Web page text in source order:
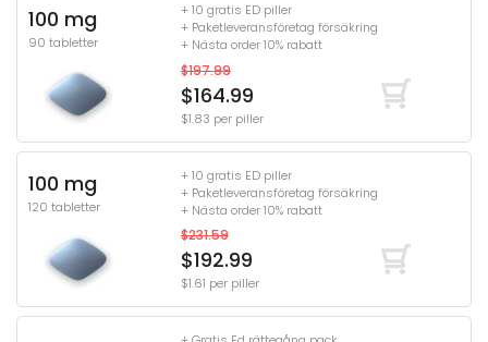
100 mg
90 tabletter
+ 10 gratis ED piller
+ Paketleveransföretag försäkring
+ Nästa order 10% rabatt
$197.99
$164.99
$1.83 per piller
100 mg
120 tabletter
+ 10 gratis ED piller
+ Paketleveransföretag försäkring
+ Nästa order 10% rabatt
$231.59
$192.99
$1.61 per piller